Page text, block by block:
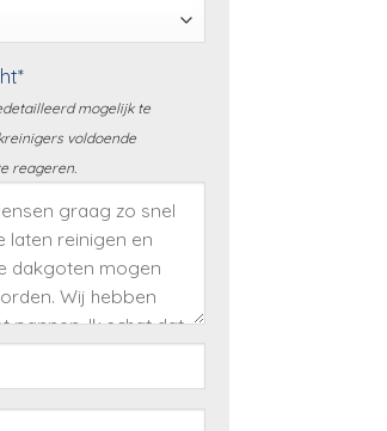
mogelijk te
voldoende
reageren.